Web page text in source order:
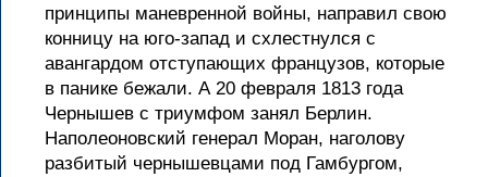
принципы маневренной войны, направил свою
конницу на юго-запад и схлестнулся с
авангардом отступающих французов, которые
в панике бежали. А 20 февраля 1813 года
Чернышев с триумфом занял Берлин.
Наполеоновский генерал Моран, наголову
разбитый чернышевцами под Гамбургом,